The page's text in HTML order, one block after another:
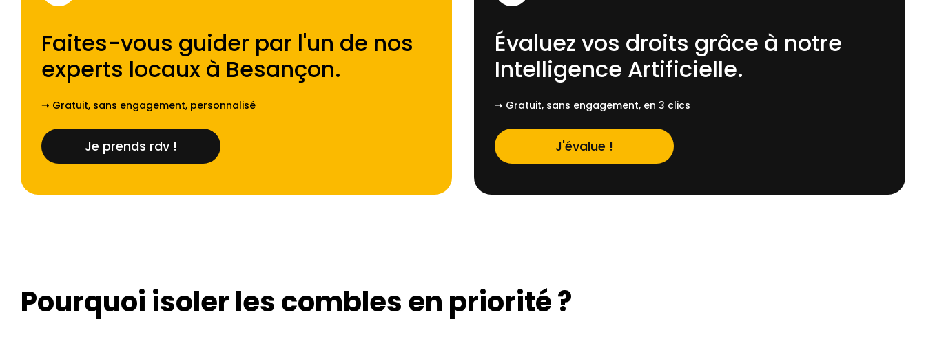
Faites-vous guider par l'un de nos
experts locaux à Besançon.
➝ Gratuit, sans engagement, personnalisé
Je prends rdv !
Évaluez vos droits grâce à notre
Intelligence Artificielle.
➝ Gratuit, sans engagement, en 3 clics
J'évalue !
Pourquoi isoler les combles en priorité ?